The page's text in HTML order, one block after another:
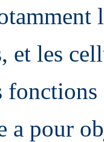
et les
a pour